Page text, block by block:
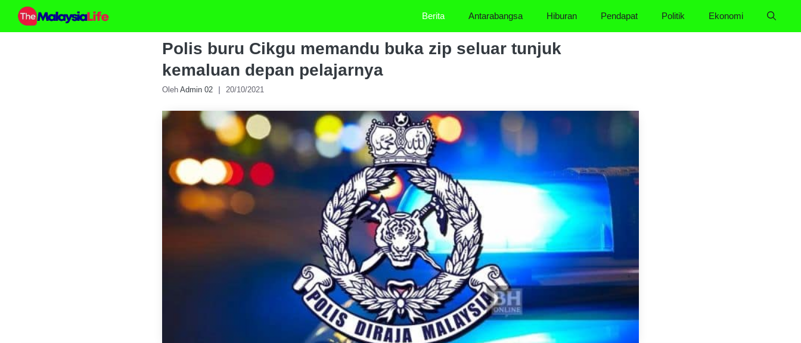
Skip
Berita Antarabangsa Hiburan Pendapat Politik Ekonomi
Polis buru Cikgu memandu buka zip seluar tunjuk
kemaluan depan pelajarnya
Oleh Admin 02 20/10/2021